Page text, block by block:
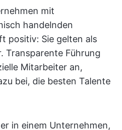
mit
handelnden
positiv: Sie gelten als
Transparente Führung
Mitarbeiter an,
bei, die besten Talente
in einem Unternehmen,